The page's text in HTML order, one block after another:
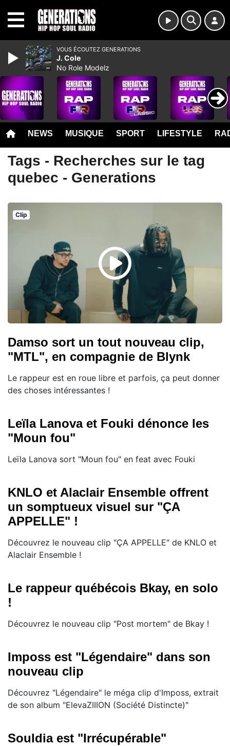
NEWS MUSIQUE SPORT LIFESTYLE
Tags - Recherches sur le tag
quebec - Generations
Clip
Damso sort un tout nouveau clip,
"MTL", en compagnie de Blynk
Le rappeur est en roue libre et parfois, ça peut donner
des choses intéressantes !
Leïla Lanova et Fouki dénonce les
"Moun fou"
Leïla Lanova sort "Moun fou" en feat avec Fouki
KNLO et Alaclair Ensemble offrent
un somptueux visuel sur "ÇA
APPELLE" !
Découvrez le nouveau clip "ÇA APPELLE" de KNLO et
Alaclair Ensemble !
Le rappeur québécois Bkay, en solo
!
Découvrez le nouveau clip "Post mortem" de Bkay !
Imposs est "Légendaire" dans son
nouveau clip
Découvrez "Légendaire" le méga clip d'Imposs, extrait
de son album "ElevaZIIION (Société Distincte)"
Souldia est "Irrécupérable"
VOUS ÉCOUTEZ GENERATIONS
J. Cole
No Role Modelz